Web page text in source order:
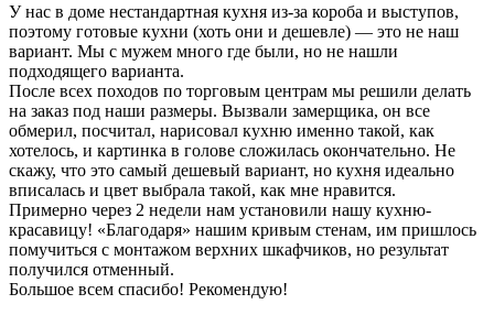
У нас в доме нестандартная кухня из-за короба и выступов,
поэтому готовые кухни (хоть они и дешевле) — это не наш
вариант. Мы с мужем много где были, но не нашли
подходящего варианта.
После всех походов по торговым центрам мы решили делать
на заказ под наши размеры. Вызвали замерщика, он все
обмерил, посчитал, нарисовал кухню именно такой, как
хотелось, и картинка в голове сложилась окончательно. Не
скажу, что это самый дешевый вариант, но кухня идеально
вписалась и цвет выбрала такой, как мне нравится.
Примерно через 2 недели нам установили нашу кухню-
красавицу! «Благодаря» нашим кривым стенам, им пришлось
помучиться с монтажом верхних шкафчиков, но результат
получился отменный.
Большое всем спасибо! Рекомендую!